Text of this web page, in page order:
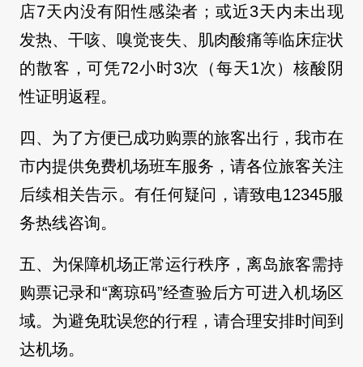
店7天内没有阳性感染者；或近3天内未出现
发热、干咳、嗅觉丧失、肌肉酸痛等临床症状
的散客，可凭72小时3次（每天1次）核酸阴
性证明返程。
四、为了方便已成功购票的旅客出行，我市在
市内提供免费机场班车服务，请各位旅客关注
后续相关告示。有任何疑问，请致电12345服
务热线咨询。
五、为保障机场正常运行秩序，离岛旅客需持
购票记录和“离琼码”经查验后方可进入机场区
域。为避免耽误您的行程，请合理安排时间到
达机场。